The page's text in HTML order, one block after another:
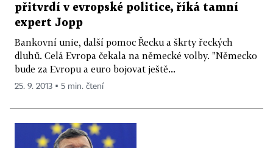
přitvrdí v evropské politice, říká tamní
expert Jopp
Bankovní unie, další pomoc Řecku a škrty řeckých
dluhů. Celá Evropa čekala na německé volby. "Německo
bude za Evropu a euro bojovat ještě...
25. 9. 2013 ▪ 5 min. čtení